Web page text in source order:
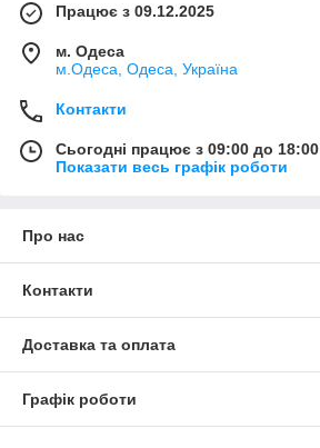
Працює з 09.12.2025
м. Одеса
м.Одеса, Одеса, Україна
Контакти
Сьогодні працює з 09:00 до 18:00
Показати весь графік роботи
Про нас
Контакти
Доставка та оплата
Графік роботи